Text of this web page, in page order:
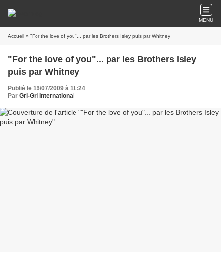
MENU
Accueil » "For the love of you"... par les Brothers Isley puis par Whitney
"For the love of you"... par les Brothers Isley
puis par Whitney
Publié le 16/07/2009 à 11:24
Par Gri-Gri International